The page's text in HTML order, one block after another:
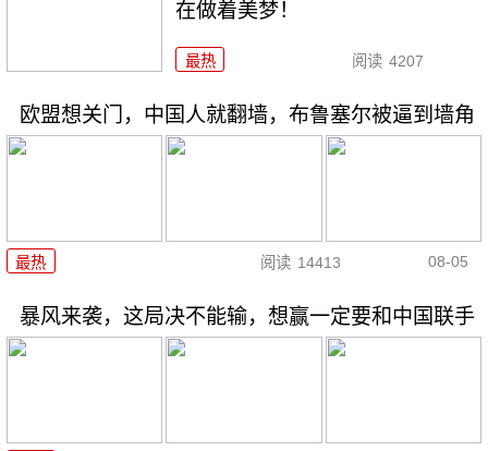
在做着美梦！
最热 阅读 4207
欧盟想关门，中国人就翻墙，布鲁塞尔被逼到墙角
最热 阅读 14413 08-05
暴风来袭，这局决不能输，想赢一定要和中国联手